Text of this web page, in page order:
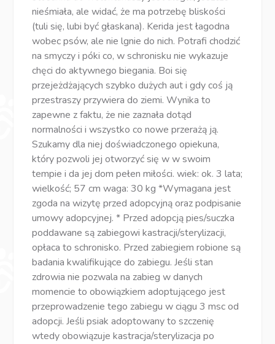
nieśmiała, ale widać, że ma potrzebę bliskości
(tuli się, lubi być głaskana). Kerida jest łagodna
wobec psów, ale nie lgnie do nich. Potrafi chodzić
na smyczy i póki co, w schronisku nie wykazuje
chęci do aktywnego biegania. Boi się
przejeżdżających szybko dużych aut i gdy coś ją
przestraszy przywiera do ziemi. Wynika to
zapewne z faktu, że nie zaznała dotąd
normalności i wszystko co nowe przerażą ją.
Szukamy dla niej doświadczonego opiekuna,
który pozwoli jej otworzyć się w w swoim
tempie i da jej dom pełen miłości. wiek: ok. 3 lata;
wielkość; 57 cm waga: 30 kg *Wymagana jest
zgoda na wizytę przed adopcyjną oraz podpisanie
umowy adopcyjnej. * Przed adopcją pies/suczka
poddawane są zabiegowi kastracji/sterylizacji,
opłaca to schronisko. Przed zabiegiem robione są
badania kwalifikujące do zabiegu. Jeśli stan
zdrowia nie pozwala na zabieg w danych
momencie to obowiązkiem adoptującego jest
przeprowadzenie tego zabiegu w ciągu 3 msc od
adopcji. Jeśli psiak adoptowany to szczenię
wtedy obowiązuje kastracja/sterylizacja po